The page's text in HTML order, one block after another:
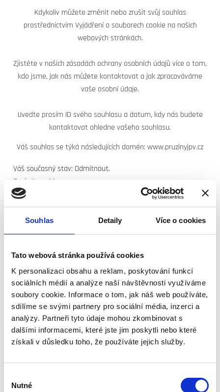
Souhlas Detaily Více o cookies
Tato webová stránka používá cookies
K personalizaci obsahu a reklam, poskytování funkcí
sociálních médií a analýze naší návštěvnosti využíváme
soubory cookie. Informace o tom, jak náš web používáte,
sdílíme se svými partnery pro sociální média, inzerci a
analýzy. Partneři tyto údaje mohou zkombinovat s
dalšími informacemi, které jste jim poskytli nebo které
získali v důsledku toho, že používáte jejich služby.
souhlasu
Nutné
Kdykoliv můžete změnit nebo zrušit svůj souhlas
prostřednictvím Vyjádření o souborech cookie na našich
webových stránkách.
Zjistěte v našich zásadách ochrany osobních údajů více o tom,
kdo jsme, jak nás můžete kontaktovat a jak zpracováváme
vaše osobní údaje.
Uvedte prosím ID svého souhlasu a datum, kdy nás budete
kontaktovat ohledne vašeho souhlasu.
Váš souhlas se týká následujících domén: www.pruzinyjpv.cz
Váš současný stav: Odmítnout.
Změnit souhlas
Prohlášení o cookies bylo naposledy aktualizováno
03/12/2024Cookiebot
použitelná tak, že umožní základní funkce jako navigace
stránky a přístup k zabezpečeným sekcím webové stránky.
Webová stránka nemůže správně fungovat bez těchto
cookies.
Maximální
skladování
1.gif
Relace